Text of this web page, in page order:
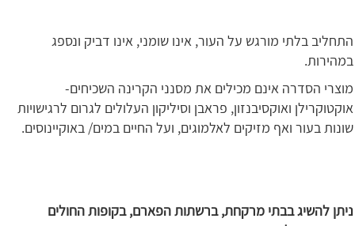
התחליב בלתי מורגש על העור, אינו שומני, אינו דביק ונספג
במהירות.
מוצרי הסדרה אינם מכילים את מסנני הקרינה השכיחים-
אוקטוקרילן ואוקסיבנזון, פראבן וסיליקון העלולים לגרום לרגישויות
שונות בעור ואף מזיקים לאלמוגים, ועל החיים במים/ באוקיינוסים.
ניתן להשיג בבתי מרקחת, ברשתות הפארם, בקופות החולים